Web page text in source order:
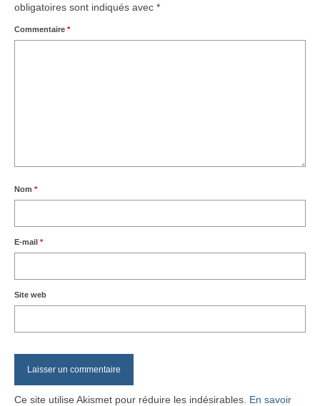
obligatoires sont indiqués avec *
Commentaire *
Nom *
E-mail *
Site web
Ce site utilise Akismet pour réduire les indésirables. En savoir